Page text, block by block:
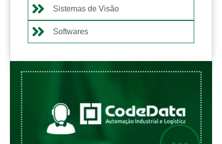
Sistemas de Visão
Softwares